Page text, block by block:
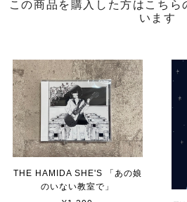
この商品を購入した方はこちら
います
THE HAMIDA SHE'S 「あの娘
のいない教室で」